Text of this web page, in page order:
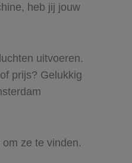
heb jij jouw
uitvoeren.
prijs? Gelukkig
ze te vinden.